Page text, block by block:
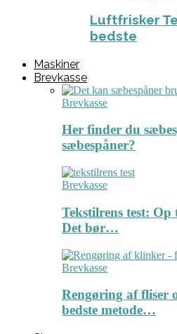
Luftfrisker
bedste
Maskiner
Brevkasse
Brevkasse
Her finder du
sæbespåner?
Brevkasse
Tekstilrens test:
Det bør…
Brevkasse
Rengøring af fliser
bedste metode…